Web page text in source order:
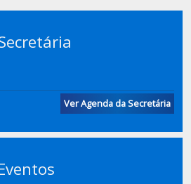
Ver Agenda da Secretária